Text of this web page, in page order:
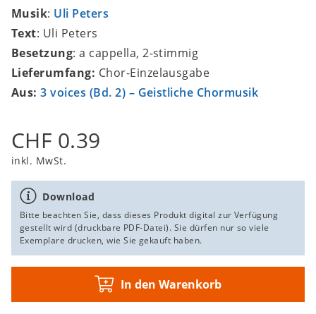
Musik: Uli Peters
Text: Uli Peters
Besetzung: a cappella, 2-stimmig
Lieferumfang: Chor-Einzelausgabe
Aus:3 voices (Bd. 2) – Geistliche Chormusik
CHF 0.39
inkl. MwSt.
Download
Bitte beachten Sie, dass dieses Produkt digital zur Verfügung
gestellt wird (druckbare PDF-Datei). Sie dürfen nur so viele
Exemplare drucken, wie Sie gekauft haben.
In den Warenkorb